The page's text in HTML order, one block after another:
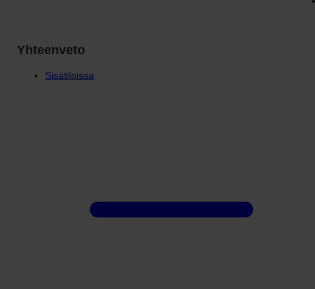
Yhteenveto
Sisätiloissa